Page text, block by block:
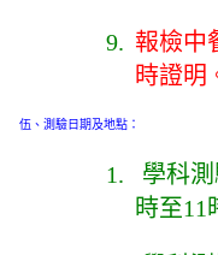
9. 報檢中
時證明
伍、測驗日期及地點：
1. 學科
時至11